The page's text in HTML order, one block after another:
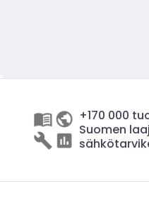
+170 000
Suomen